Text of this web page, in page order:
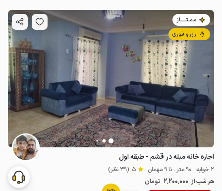
مـمـتــــــاز
رزرو فوری
اجاره خانه مبله در قشم - طبقه اول
2 خوابه . 90 متر . تا 9 مهمان 5 (39 نظر)
هر شب از 2٬200٬000 تومان